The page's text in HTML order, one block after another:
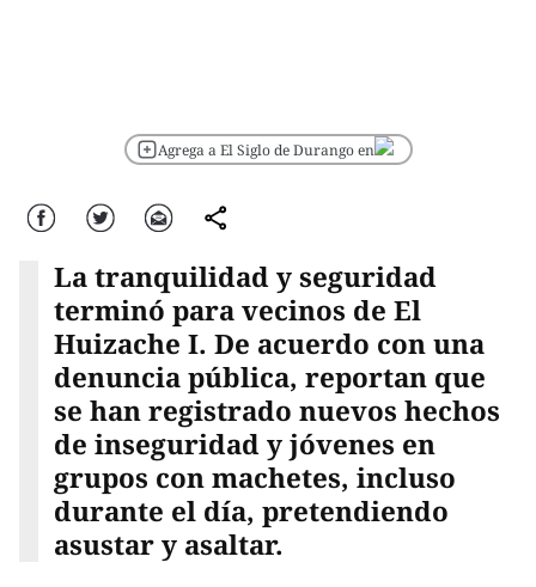
Agrega a El Siglo de Durango en
Facebook Twitter Correo comparte
La tranquilidad y seguridad
terminó para vecinos de El
Huizache I. De acuerdo con una
denuncia pública, reportan que
se han registrado nuevos hechos
de inseguridad y jóvenes en
grupos con machetes, incluso
durante el día, pretendiendo
asustar y asaltar.